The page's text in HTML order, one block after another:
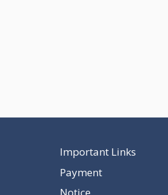
Important Links
Payment